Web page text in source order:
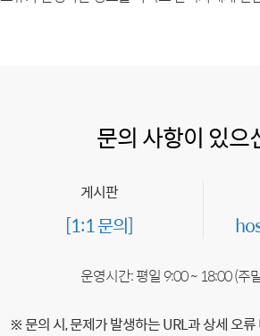
문의 사항이 있으
게시판
[1:1 문의]
운영시간: 평일 9:00 ~ 18:00 (주
※ 문의 시, 문제가 발생하는 URL과 상세 오